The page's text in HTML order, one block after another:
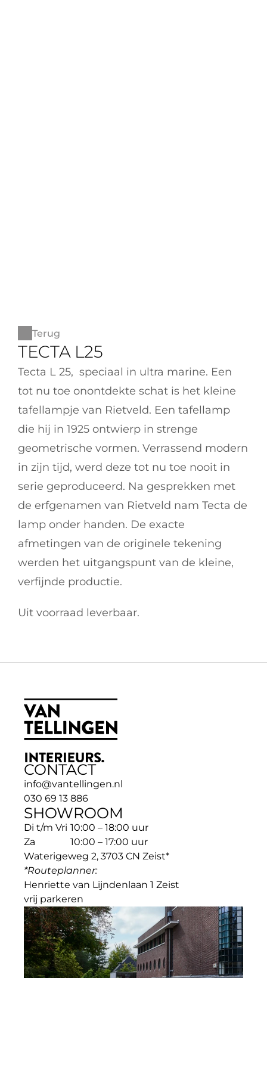
Terug
TECTA L25
Tecta L 25,  speciaal in ultra marine. Een
tot nu toe onontdekte schat is het kleine
tafellampje van Rietveld. Een tafellamp
die hij in 1925 ontwierp in strenge
geometrische vormen. Verrassend modern
in zijn tijd, werd deze tot nu toe nooit in
serie geproduceerd. Na gesprekken met
de erfgenamen van Rietveld nam Tecta de
lamp onder handen. De exacte
afmetingen van de originele tekening
werden het uitgangspunt van de kleine,
verfijnde productie.
Uit voorraad leverbaar.
CONTACT
info@vantellingen.nl
030 69 13 886
SHOWROOM
Di t/m Vri
Za
10:00 – 18:00 uur
10:00 – 17:00 uur
Waterigeweg 2, 3703 CN Zeist*
*Routeplanner:
Henriette van Lijndenlaan 1 Zeist
vrij parkeren